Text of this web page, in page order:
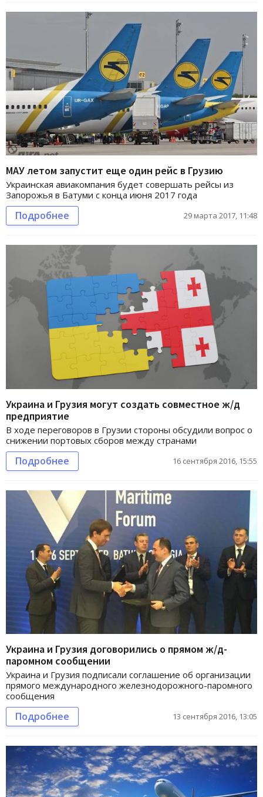
МАУ летом запустит еще один рейс в Грузию
Украинская авиакомпания будет совершать рейсы из
Запорожья в Батуми с конца июня 2017 года
Подробнее 29 марта 2017, 11:48
Украина и Грузия могут создать совместное ж/д
предприятие
В ходе переговоров в Грузии стороны обсудили вопрос о
снижении портовых сборов между странами
Подробнее 16 сентября 2016, 15:55
Украина и Грузия договорились о прямом ж/д-
паромном сообщении
Украина и Грузия подписали соглашение об организации
прямого международного железнодорожного-паромного
сообщения
Подробнее 13 сентября 2016, 13:05